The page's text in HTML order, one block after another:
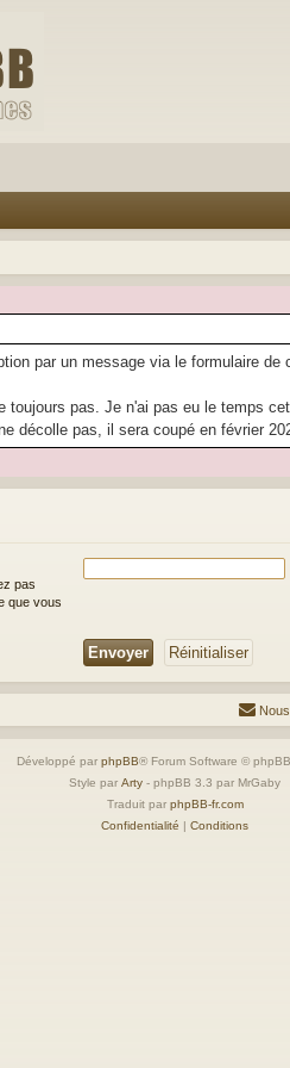
par un message via le formulaire
toujours pas. Je n'ai pas eu le temps
décolle pas, il sera coupé en février
pas
que vous
Développé par phpBB® Forum Software ©
Style par Arty - phpBB 3.3 par MrGaby
Traduit par phpBB-fr.com
Confidentialité | Conditions